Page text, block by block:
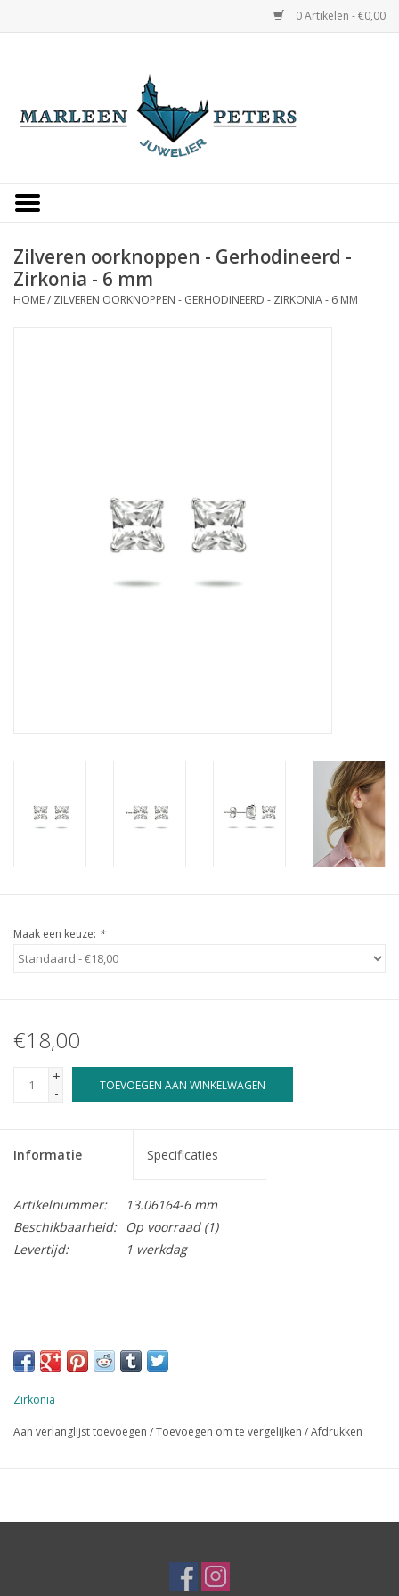
0 Artikelen - €0,00
Occasions
Zilveren oorknoppen - Gerhodineerd -
Zirkonia - 6 mm
HOME/ ZILVEREN OORKNOPPEN - GERHODINEERD - ZIRKONIA - 6 MM
Maak een keuze: *
€18,00
+
-
TOEVOEGEN AAN WINKELWAGEN
Informatie Specificaties
Artikelnummer:
13.06164-6 mm
Beschikbaarheid:
Op voorraad(1)
Levertijd:
1 werkdag
Zirkonia
Aan verlanglijst toevoegen /Toevoegen om te vergelijken /Afdrukken